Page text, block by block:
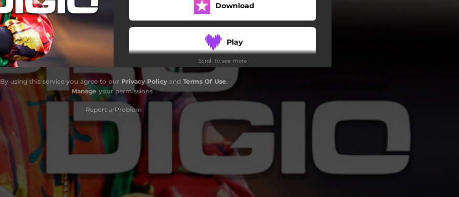
Download
Play
Play
Scroll to see more
By using this service you agree to our Privacy Policyand Terms Of Use.
Manage your permissions
Report a Problem